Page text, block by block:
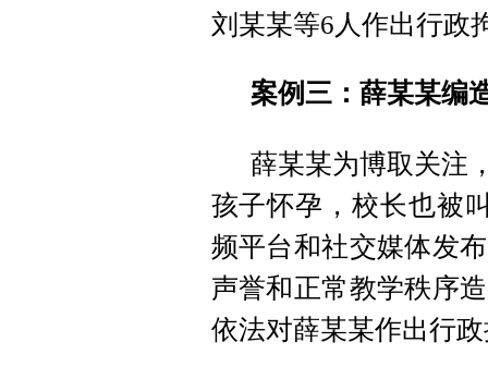
刘某某等6人作出行政
案例三：薛某某编
薛某某为博取关注
孩子怀孕，校长也被
频平台和社交媒体发
声誉和正常教学秩序
依法对薛某某作出行